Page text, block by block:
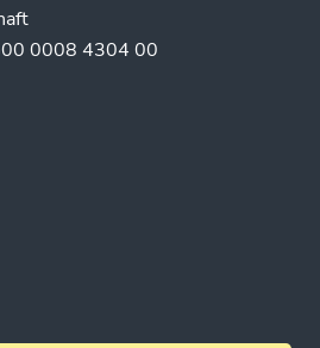
0008 4304 00